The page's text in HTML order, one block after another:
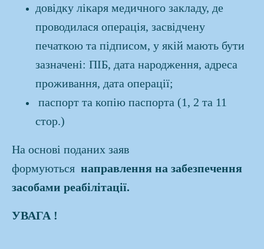
довідку лікаря медичного закладу, де
проводилася операція, засвідчену
печаткою та підписом, у якій мають бути
зазначені: ПІБ, дата народження, адреса
проживання, дата операції;
паспорт та копію паспорта (1, 2 та 11
стор.)
На основі поданих заяв
формуються направлення на забезпечення
засобами реабілітації.
УВАГА !